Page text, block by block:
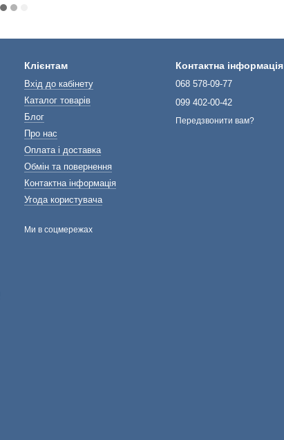
Клієнтам
Вхід до кабінету
Каталог товарів
Блог
Про нас
Оплата і доставка
Обмін та повернення
Контактна інформація
Угода користувача
Ми в соцмережах
Контактна інформація
068 578-09-77
099 402-00-42
Передзвонити вам?